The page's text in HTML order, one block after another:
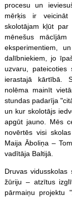
procesu un
mērķis ir veicināt
skolotājam kļūt par
mēnešus
eksperimentiem,
dalībniekiem, jo
uzvaru, pateicoties
ierastajā kārtībā.
nolēma mainīt
stundas padarīja
un kur skolotājs
apgūt jauno. Mēs
novērtēs visi
Maija Āboliņa –
vadītāja Baltijā.
Druvas vidusskolas
žūriju – atzītus
pārmaiņu projektu